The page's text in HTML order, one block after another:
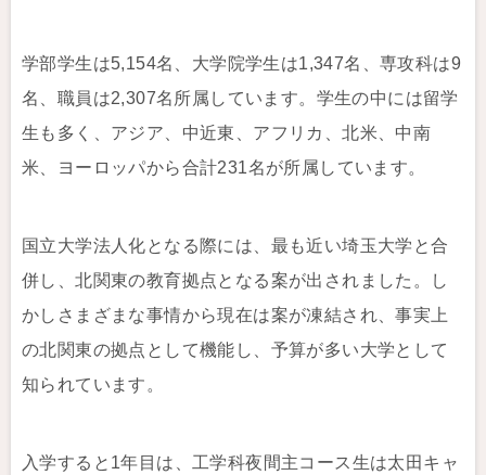
学部学生は5,154名、大学院学生は1,347名、専攻科は9
名、職員は2,307名所属しています。学生の中には留学
生も多く、アジア、中近東、アフリカ、北米、中南
米、ヨーロッパから合計231名が所属しています。
国立大学法人化となる際には、最も近い埼玉大学と合
併し、北関東の教育拠点となる案が出されました。し
かしさまざまな事情から現在は案が凍結され、事実上
の北関東の拠点として機能し、予算が多い大学として
知られています。
入学すると1年目は、工学科夜間主コース生は太田キャ